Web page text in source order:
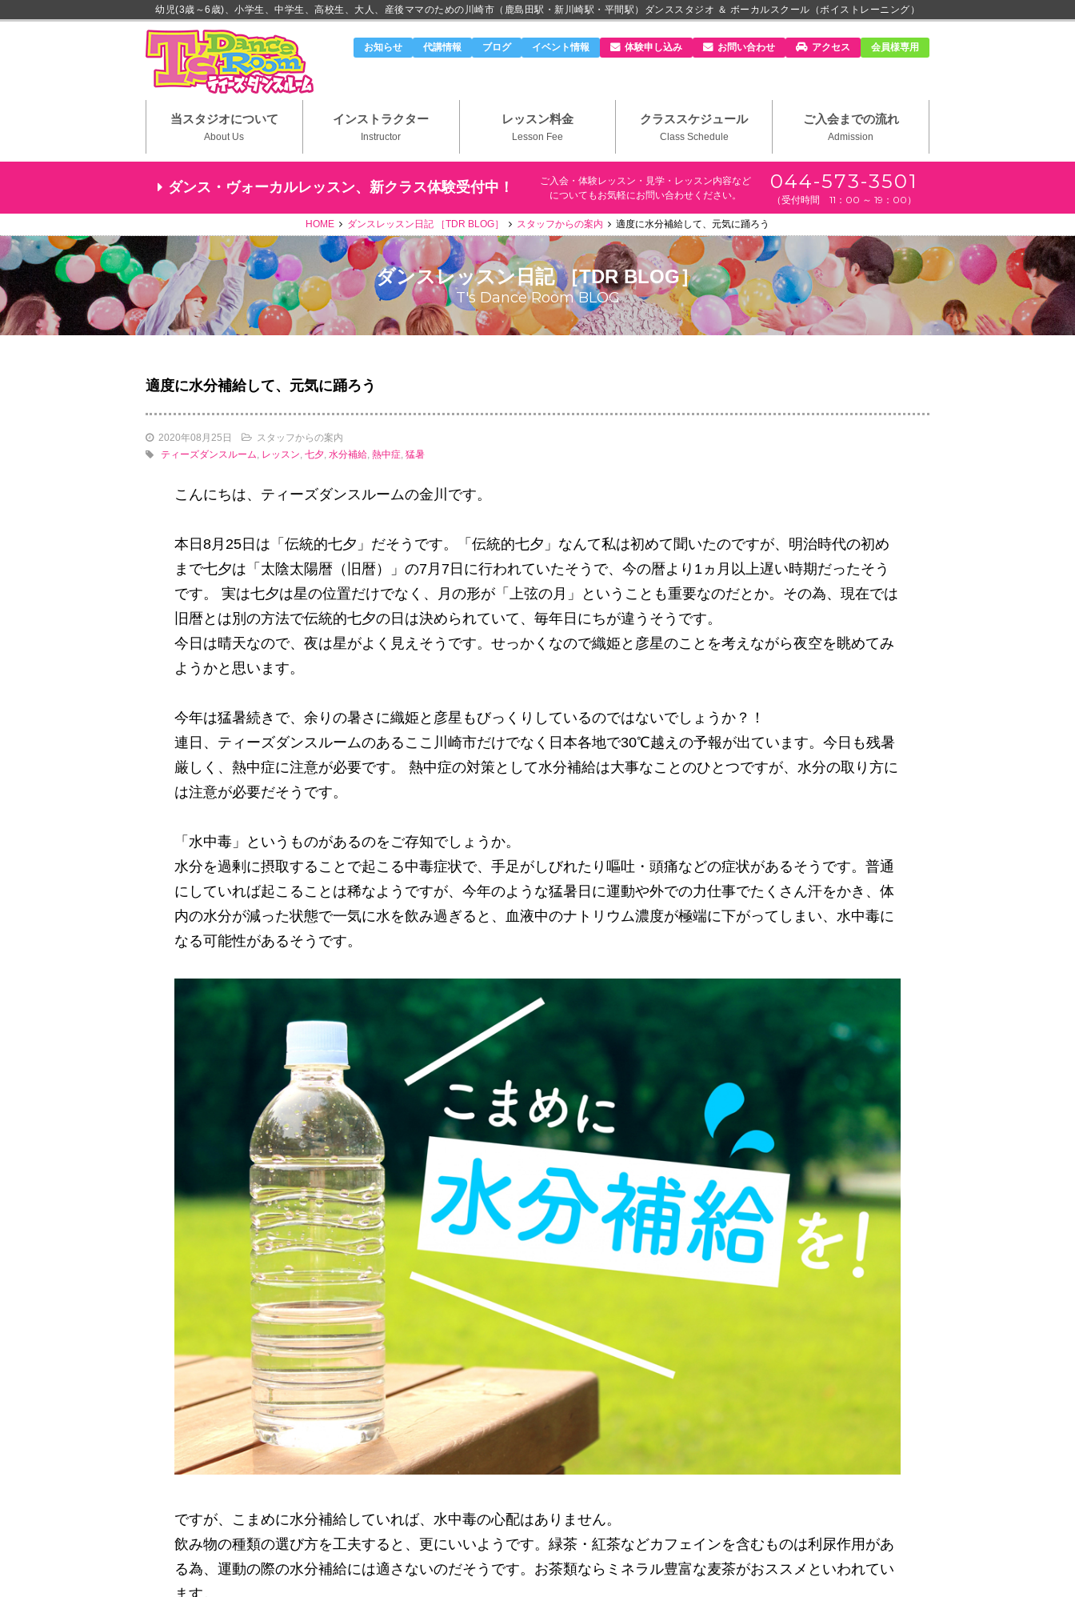
幼児(3歳～6歳)、小学生、中学生、高校生、大人、産後ママのための川崎市（鹿島田駅・新川崎駅・平間駅）ダンススタジオ ＆ ボーカルスクール（ボイストレーニング）
川崎市のダンススタジオ＆ボーカルスクール「T's Dance Room」
お知らせ 代講情報 ブログ イベント情報 体験申し込み お問い合わせ アクセス 会員様専用
当スタジオについて
About Us
インストラクター
Instructor
レッスン料金
Lesson Fee
クラススケジュール
Class Schedule
ご入会までの流れ
Admission
ダンス・ヴォーカルレッスン、新クラス体験受付中！
ご入会・体験レッスン・見学・レッスン内容など
についてもお気軽にお問い合わせください。
044-573-3501
（受付時間 11：00 ～ 19：00）
HOME ダンスレッスン日記 ［TDR BLOG］ スタッフからの案内 適度に水分補給して、元気に踊ろう
ダンスレッスン日記 ［TDR BLOG］
T's Dance Room BLOG
適度に水分補給して、元気に踊ろう
2020年08月25日
スタッフからの案内
ティーズダンスルーム, レッスン, 七夕, 水分補給, 熱中症, 猛暑
こんにちは、ティーズダンスルームの金川です。
本日8月25日は「伝統的七夕」だそうです。「伝統的七夕」なんて私は初めて聞いたのですが、明治時代の初め
まで七夕は「太陰太陽暦（旧暦）」の7月7日に行われていたそうで、今の暦より1ヵ月以上遅い時期だったそう
です。 実は七夕は星の位置だけでなく、月の形が「上弦の月」ということも重要なのだとか。その為、現在では
旧暦とは別の方法で伝統的七夕の日は決められていて、毎年日にちが違うそうです。
今日は晴天なので、夜は星がよく見えそうです。せっかくなので織姫と彦星のことを考えながら夜空を眺めてみ
ようかと思います。
今年は猛暑続きで、余りの暑さに織姫と彦星もびっくりしているのではないでしょうか？！
連日、ティーズダンスルームのあるここ川崎市だけでなく日本各地で30℃越えの予報が出ています。今日も残暑
厳しく、熱中症に注意が必要です。 熱中症の対策として水分補給は大事なことのひとつですが、水分の取り方に
は注意が必要だそうです。
「水中毒」というものがあるのをご存知でしょうか。
水分を過剰に摂取することで起こる中毒症状で、手足がしびれたり嘔吐・頭痛などの症状があるそうです。普通
にしていれば起こることは稀なようですが、今年のような猛暑日に運動や外での力仕事でたくさん汗をかき、体
内の水分が減った状態で一気に水を飲み過ぎると、血液中のナトリウム濃度が極端に下がってしまい、水中毒に
なる可能性があるそうです。
ですが、こまめに水分補給していれば、水中毒の心配はありません。
飲み物の種類の選び方を工夫すると、更にいいようです。緑茶・紅茶などカフェインを含むものは利尿作用があ
る為、運動の際の水分補給には適さないのだそうです。お茶類ならミネラル豊富な麦茶がおススメといわれてい